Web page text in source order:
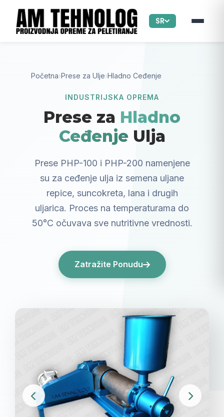
SR
Početna›Prese za Ulje›Hladno Ceđenje
INDUSTRIJSKA OPREMA
Prese za Hladno
CeđenjeUlja
Prese PHP-100 i PHP-200 namenjene
su za ceđenje ulja iz semena uljane
repice, suncokreta, lana i drugih
uljarica. Proces na temperaturama do
50°C očuvava sve nutritivne vrednosti.
Zatražite Ponudu